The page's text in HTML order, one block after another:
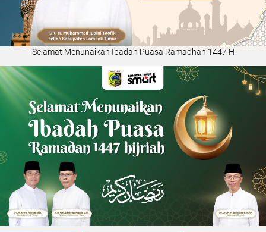
Selamat Menunaikan Ibadah Puasa Ramadhan 1447 H